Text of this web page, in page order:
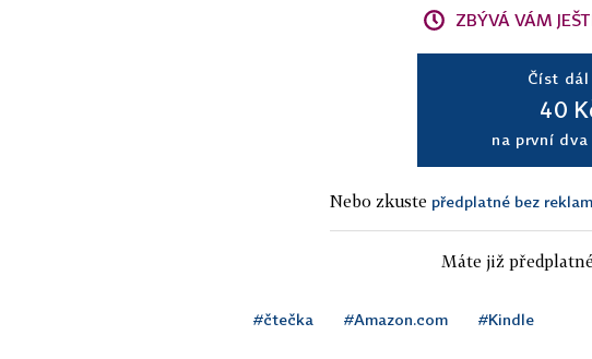
ZBÝVÁ VÁM
Číst dál
40
na první dva
Nebo zkuste předplatné bez
Máte již
#čtečka #Amazon.com #Kindle